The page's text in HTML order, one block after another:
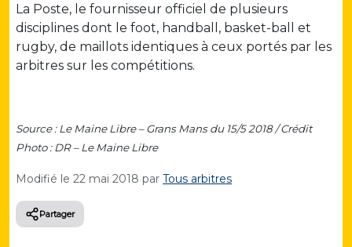
La Poste, le fournisseur officiel de plusieurs
disciplines dont le foot, handball, basket-ball et
rugby, de maillots identiques à ceux portés par les
arbitres sur les compétitions.
Source : Le Maine Libre – Grans Mans du 15/5 2018 /Crédit
Photo : DR – Le Maine Libre
Modifié le 22 mai 2018 par Tous arbitres
Partager